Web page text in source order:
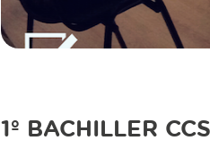
1º BACHILLER